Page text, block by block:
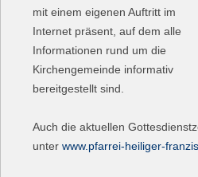
mit einem eigenen Auftritt im
Internet präsent, auf dem alle
Informationen rund um die
Kirchengemeinde informativ
bereitgestellt sind.
Auch die aktuellen
unter www.pfarrei-heiliger-